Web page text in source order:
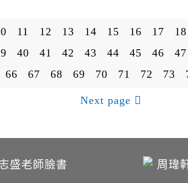
11 12 13 14 15 16 17 18
40 41 42 43 44 45 46 47
66 67 68 69 70 71 72 73
Next page